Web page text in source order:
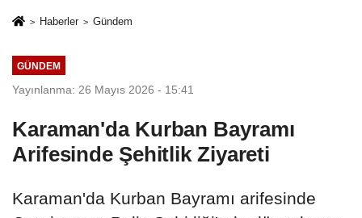
Haberler Gündem
GÜNDEM
Yayınlanma: 26 Mayıs 2026 - 15:41
Karaman'da Kurban Bayramı
Arifesinde Şehitlik Ziyareti
Karaman'da Kurban Bayramı arifesinde